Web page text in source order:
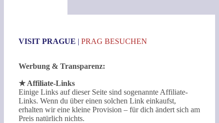
VISIT PRAGUE | PRAG BESUCHEN
Werbung & Transparenz:
★ Affiliate-Links
Einige Links auf dieser Seite sind sogenannte Affiliate-
Links. Wenn du über einen solchen Link einkaufst,
erhalten wir eine kleine Provision – für dich ändert sich am
Preis natürlich nichts.